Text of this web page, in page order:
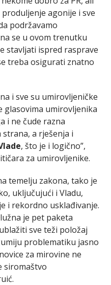
agonije i sve
podržavamo
se u ovom trenutku
stavljati ispred rasprave
treba osigurati znatno
i sve su umirovljeničke
glasovima umirovljenika
i ne čude razna
a rješenja i
, što je i logično”,
za umirovljenike.
temelju zakona, tako je
uključujući i Vladu,
i rekordno usklađivanje.
je pet paketa
sve teži položaj
problematiku jasno
za mirovine ne
siromaštvo